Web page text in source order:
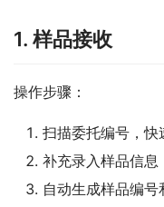
1. 样品接收
操作步骤：
扫描委托编号，快
补充录入样品信息
自动生成样品编号